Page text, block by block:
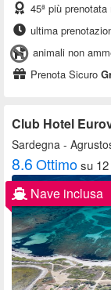
45ª più
ultima
animali non
Prenota Sicuro
Club Hotel
Sardegna -
8.6Ottimosu
Nave inclusa